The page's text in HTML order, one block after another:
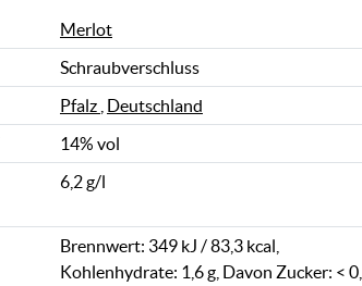
Merlot
Schraubverschluss
Pfalz Deutschland
14% vol
6,2 g/l
Brennwert: 349 kJ / 83,3 kcal,
Kohlenhydrate: 1,6 g, Davon Zucker: <